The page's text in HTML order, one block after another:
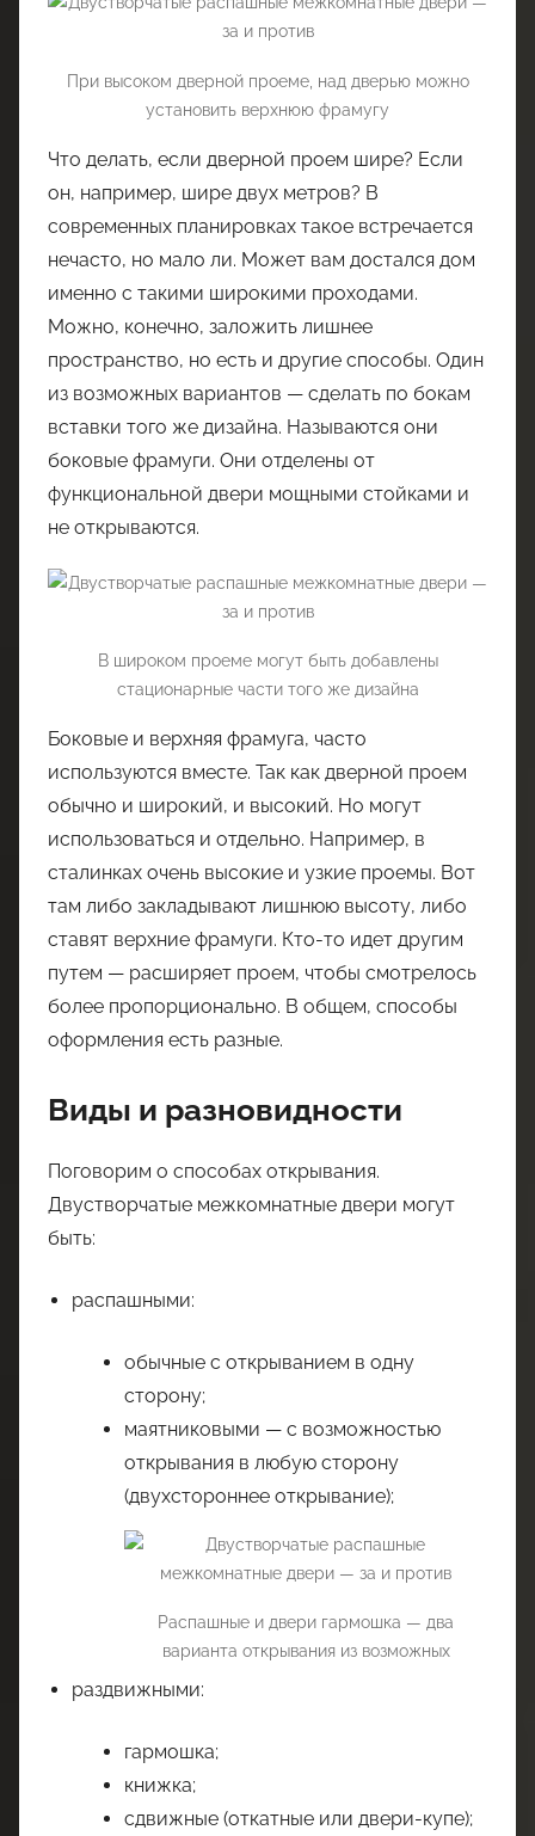
При высоком дверной проеме, над дверью можно
установить верхнюю фрамугу
Что делать, если дверной проем шире? Если
он, например, шире двух метров? В
современных планировках такое встречается
нечасто, но мало ли. Может вам достался дом
именно с такими широкими проходами.
Можно, конечно, заложить лишнее
пространство, но есть и другие способы. Один
из возможных вариантов — сделать по бокам
вставки того же дизайна. Называются они
боковые фрамуги. Они отделены от
функциональной двери мощными стойками и
не открываются.
В широком проеме могут быть добавлены
стационарные части того же дизайна
Боковые и верхняя фрамуга, часто
используются вместе. Так как дверной проем
обычно и широкий, и высокий. Но могут
использоваться и отдельно. Например, в
сталинках очень высокие и узкие проемы. Вот
там либо закладывают лишнюю высоту, либо
ставят верхние фрамуги. Кто-то идет другим
путем — расширяет проем, чтобы смотрелось
более пропорционально. В общем, способы
оформления есть разные.
Виды и разновидности
Поговорим о способах открывания.
Двустворчатые межкомнатные двери могут
быть:
распашными:
обычные с открыванием в одну
сторону;
маятниковыми — с возможностью
открывания в любую сторону
(двухстороннее открывание);
Распашные и двери гармошка — два
варианта открывания из возможных
раздвижными:
гармошка;
книжка;
сдвижные (откатные или двери-купе);